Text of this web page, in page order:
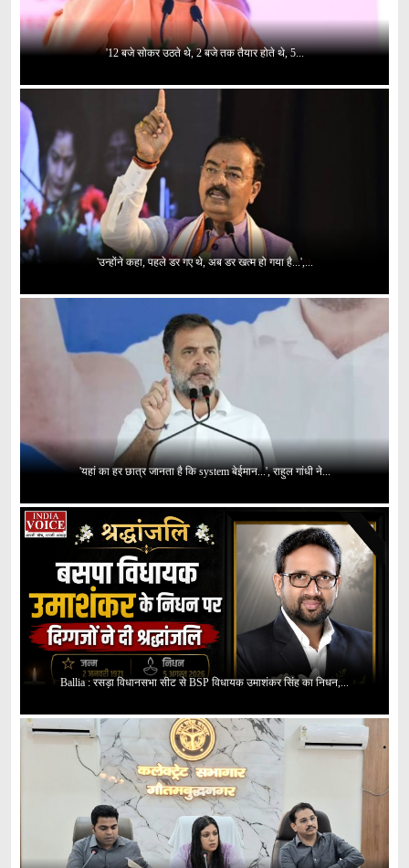
'12 बजे सोकर उठते थे, 2 बजे तक तैयार होते थे, 5...
'उन्होंने कहा, पहले डर गए थे, अब डर खत्म हो गया है...',...
'यहां का हर छात्र जानता है कि system बेईमान...', राहुल गांधी ने...
Ballia : रसड़ा विधानसभा सीट से BSP विधायक उमाशंकर सिंह का निधन,...